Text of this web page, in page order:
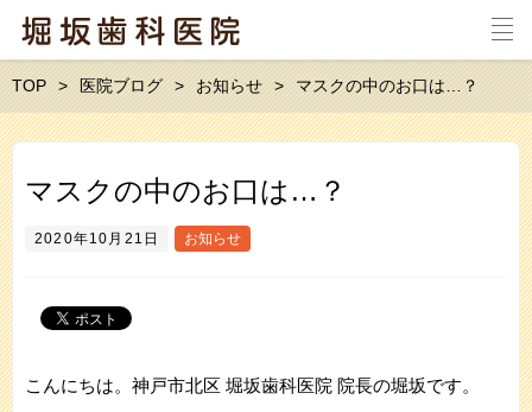
TOP 医院ブログ お知らせ マスクの中のお口は…？
マスクの中のお口は…？
2020年10月21日 お知らせ
こんにちは。神戸市北区 堀坂歯科医院 院長の堀坂です。